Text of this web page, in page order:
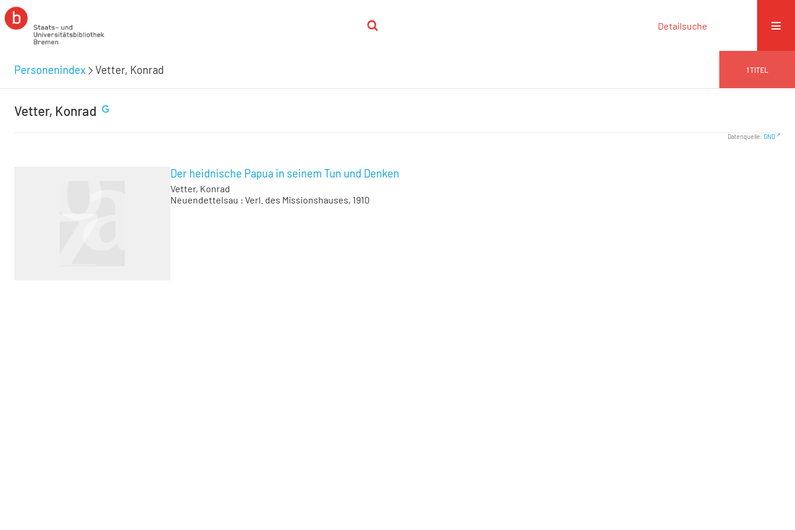
Detailsuche
Personenindex Vetter, Konrad 1TITEL
Vetter, Konrad
Datenquelle: GND
Der heidnische Papua in seinem Tun und Denken
Vetter, Konrad
Neuendettelsau : Verl. des Missionshauses, 1910